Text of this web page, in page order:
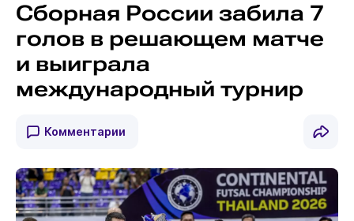
Сборная России забила 7
голов в решающем матче
и выиграла
международный турнир
Комментарии